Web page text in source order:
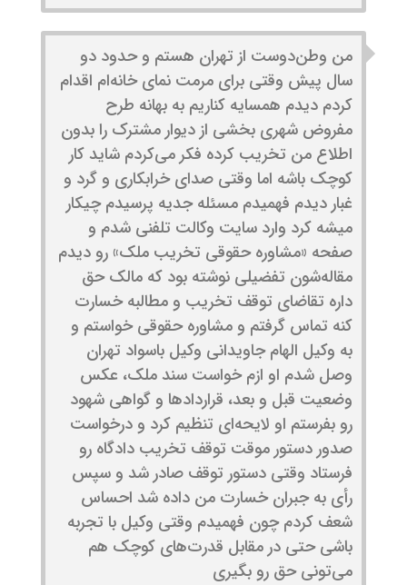
من وطن‌دوست از تهران هستم و حدود دو
سال پیش وقتی برای مرمت نمای خانه‌ام اقدام
کردم دیدم همسایه کناریم به بهانه طرح
مفروض شهری بخشی از دیوار مشترک را بدون
اطلاع من تخریب کرده فکر می‌کردم شاید کار
کوچک باشه اما وقتی صدای خرابکاری و گرد و
غبار دیدم فهمیدم مسئله جدیه پرسیدم چیکار
میشه کرد وارد سایت وکالت تلفنی شدم و
صفحه «مشاوره حقوقی تخریب ملک» رو دیدم
مقاله‌شون تفضیلی نوشته بود که مالک حق
داره تقاضای توقف تخریب و مطالبه خسارت
کنه تماس گرفتم و مشاوره حقوقی خواستم و
به وکیل الهام جاویدانی وکیل باسواد تهران
وصل شدم او ازم خواست سند ملک، عکس
وضعیت قبل و بعد، قراردادها و گواهی شهود
رو بفرستم او لایحه‌ای تنظیم کرد و درخواست
صدور دستور موقت توقف تخریب دادگاه رو
فرستاد وقتی دستور توقف صادر شد و سپس
رأی به جبران خسارت من داده شد احساس
شعف کردم چون فهمیدم وقتی وکیل با تجربه
باشی حتی در مقابل قدرت‌های کوچک هم
می‌تونی حق رو بگیری